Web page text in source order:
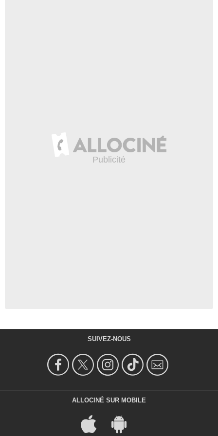
SUIVEZ-NOUS
ALLOCINÉ SUR MOBILE